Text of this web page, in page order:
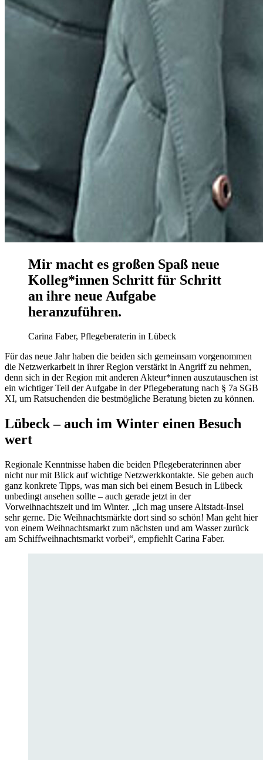
Mir macht es großen Spaß neue
Kolleg*innen Schritt für Schritt
an ihre neue Aufgabe
heranzuführen.
Carina Faber, Pflegeberaterin in Lübeck
Für das neue Jahr haben die beiden sich gemeinsam vorgenommen
die Netzwerkarbeit in ihrer Region verstärkt in Angriff zu nehmen,
denn sich in der Region mit anderen Akteur*innen auszutauschen ist
ein wichtiger Teil der Aufgabe in der Pflegeberatung nach § 7a SGB
XI, um Ratsuchenden die bestmögliche Beratung bieten zu können.
Lübeck – auch im Winter einen Besuch
wert
Regionale Kenntnisse haben die beiden Pflegeberaterinnen aber
nicht nur mit Blick auf wichtige Netzwerkkontakte. Sie geben auch
ganz konkrete Tipps, was man sich bei einem Besuch in Lübeck
unbedingt ansehen sollte – auch gerade jetzt in der
Vorweihnachtszeit und im Winter. „Ich mag unsere Altstadt-Insel
sehr gerne. Die Weihnachtsmärkte dort sind so schön! Man geht hier
von einem Weihnachtsmarkt zum nächsten und am Wasser zurück
am Schiffweihnachtsmarkt vorbei“, empfiehlt Carina Faber.